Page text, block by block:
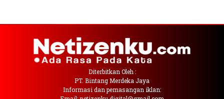
Diterbitkan Oleh :
PT. Bintang Merdeka Jaya
Informasi dan pemasangan iklan: